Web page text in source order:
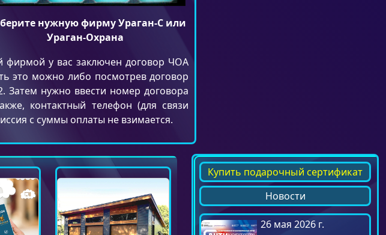
нужную фирму Ураган-С или
Ураган-Охрана
фирмой у вас заключен договор ЧОА
это можно либо посмотрев договор
Затем нужно ввести номер договора
контактный телефон (для связи
с суммы оплаты не взимается.
Купить подарочный сертификат
Новости
26 мая 2026 г.